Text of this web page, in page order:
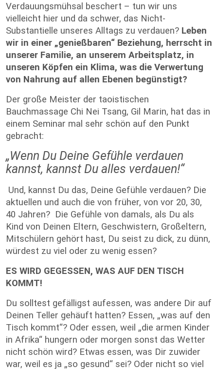
Verdauungsmühsal beschert – tun wir uns
vielleicht hier und da schwer, das Nicht-
Substantielle unseres Alltags zu verdauen? Leben
wir in einer „genießbaren“ Beziehung, herrscht in
unserer Familie, an unserem Arbeitsplatz, in
unseren Köpfen ein Klima, was die Verwertung
von Nahrung auf allen Ebenen begünstigt?
Der große Meister der taoistischen
Bauchmassage Chi Nei Tsang, Gil Marin, hat das in
einem Seminar mal sehr schön auf den Punkt
gebracht:
„Wenn Du Deine Gefühle verdauen
kannst, kannst Du alles verdauen!“
Und, kannst Du das, Deine Gefühle verdauen? Die
aktuellen und auch die von früher, von vor 20, 30,
40 Jahren? Die Gefühle von damals, als Du als
Kind von Deinen Eltern, Geschwistern, Großeltern,
Mitschülern gehört hast, Du seist zu dick, zu dünn,
würdest zu viel oder zu wenig essen?
ES WIRD GEGESSEN, WAS AUF DEN TISCH
KOMMT!
Du solltest gefälligst aufessen, was andere Dir auf
Deinen Teller gehäuft hatten? Essen, „was auf den
Tisch kommt“? Oder essen, weil „die armen Kinder
in Afrika“ hungern oder morgen sonst das Wetter
nicht schön wird? Etwas essen, was Dir zuwider
war, weil es ja „so gesund“ sei? Oder nicht so viel